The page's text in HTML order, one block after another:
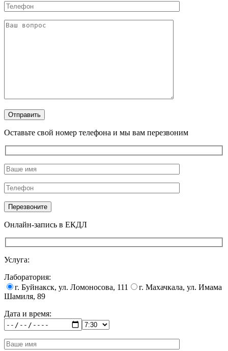
Оставьте свой номер телефона и мы вам перезвоним
Онлайн-запись в ЕКДЛ
Услуга:
Лаборатория:
г. Буйнакск, ул. Ломоносова, 111
г. Махачкала, ул. Имама
Шамиля, 89
Дата и время: